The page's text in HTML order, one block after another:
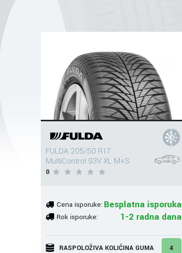
FULDA 205/50 R17
MultiControl 93V XL M+S
0
Cena isporuke: Besplatna isporuka
Rok isporuke: 1-2 radna dana
RASPOLOŽIVA KOLIČINA GUMA 4